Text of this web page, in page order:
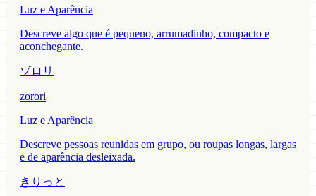
Luz e Aparência
Descreve algo que é pequeno, arrumadinho, compacto e
aconchegante.
ゾロリ
zorori
Luz e Aparência
Descreve pessoas reunidas em grupo, ou roupas longas, largas
e de aparência desleixada.
きりっと